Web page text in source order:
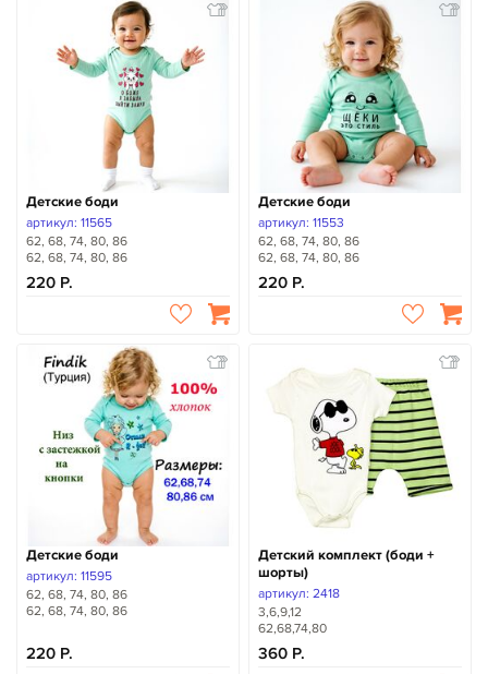
Детские боди
артикул: 11565
62, 68, 74, 80, 86
62, 68, 74, 80, 86
220
Детские боди
артикул: 11553
62, 68, 74, 80, 86
62, 68, 74, 80, 86
220
Детские боди
артикул: 11595
62, 68, 74, 80, 86
62, 68, 74, 80, 86
220
Детский комплект (боди +
шорты)
артикул: 2418
3,6,9,12
62,68,74,80
360